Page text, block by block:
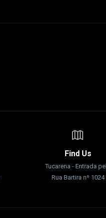
Find Us
Tucarena - Entrada
Rua Bartira nº 1024